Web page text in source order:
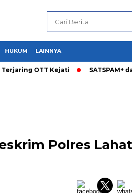
HUKUM LAINNYA
OTT Kejati SATSPAM+
Polres